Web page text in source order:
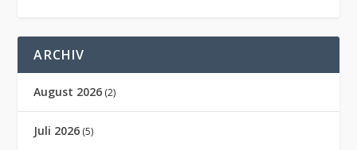
ARCHIV
August 2026 (2)
Juli 2026 (5)